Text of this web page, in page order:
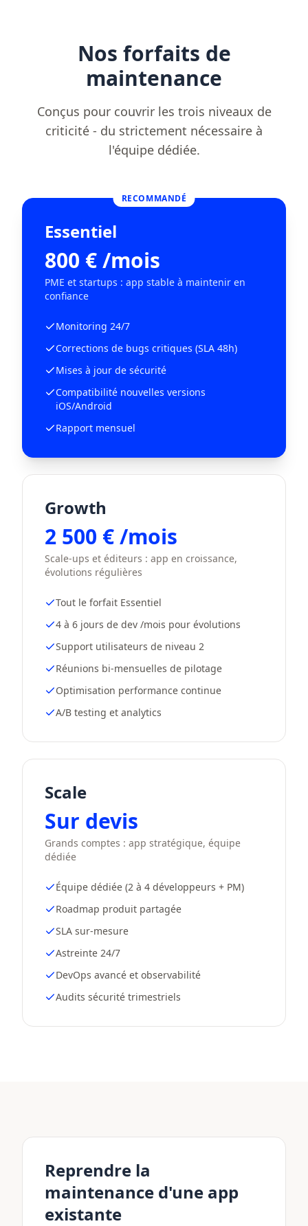
Nos forfaits de
maintenance
Conçus pour couvrir les trois niveaux de
criticité - du strictement nécessaire à
l'équipe dédiée.
RECOMMANDÉ
Essentiel
800 € /mois
PME et startups : app stable à maintenir en
confiance
Monitoring 24/7
Corrections de bugs critiques (SLA 48h)
Mises à jour de sécurité
Compatibilité nouvelles versions
iOS/Android
Rapport mensuel
Growth
2 500 € /mois
Scale-ups et éditeurs : app en croissance,
évolutions régulières
Tout le forfait Essentiel
4 à 6 jours de dev /mois pour évolutions
Support utilisateurs de niveau 2
Réunions bi-mensuelles de pilotage
Optimisation performance continue
A/B testing et analytics
Scale
Sur devis
Grands comptes : app stratégique, équipe
dédiée
Équipe dédiée (2 à 4 développeurs + PM)
Roadmap produit partagée
SLA sur-mesure
Astreinte 24/7
DevOps avancé et observabilité
Audits sécurité trimestriels
Reprendre la
maintenance d'une app
existante